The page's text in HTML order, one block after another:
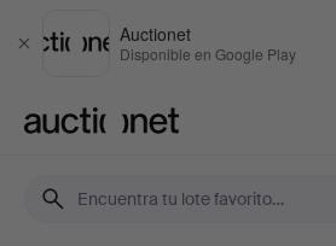
Cerrar
Auctionet
Disponible en Google Play